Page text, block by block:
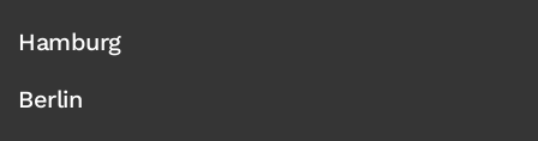
Hamburg
Berlin